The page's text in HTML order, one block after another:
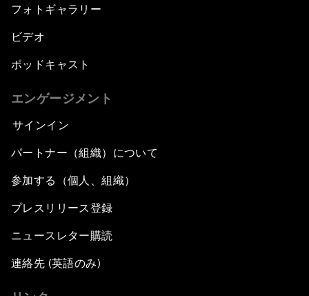
フォトギャラリー
ビデオ
ポッドキャスト
エンゲージメント
サインイン
パートナー（組織）について
参加する（個人、組織）
プレスリリース登録
ニュースレター購読
連絡先 (英語のみ)